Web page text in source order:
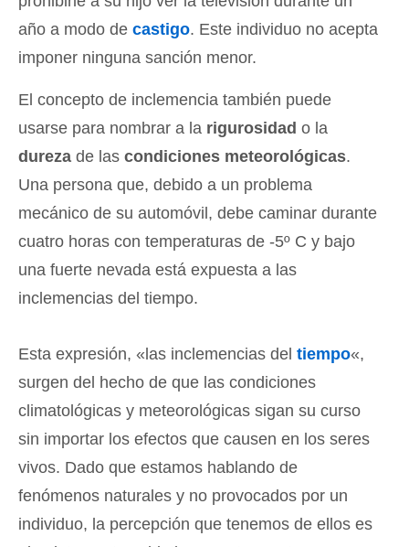
año a modo de castigo. Este individuo no acepta
imponer ninguna sanción menor.
El concepto de inclemencia también puede
usarse para nombrar a la rigurosidad o la
dureza de las condiciones meteorológicas.
Una persona que, debido a un problema
mecánico de su automóvil, debe caminar durante
cuatro horas con temperaturas de -5º C y bajo
una fuerte nevada está expuesta a las
inclemencias del tiempo.
Esta expresión, «las inclemencias del tiempo«,
surgen del hecho de que las condiciones
climatológicas y meteorológicas sigan su curso
sin importar los efectos que causen en los seres
vivos. Dado que estamos hablando de
fenómenos naturales y no provocados por un
individuo, la percepción que tenemos de ellos es